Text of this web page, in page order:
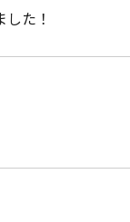
た！